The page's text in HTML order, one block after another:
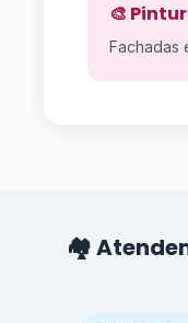
🎨
Fachadas
🏘️